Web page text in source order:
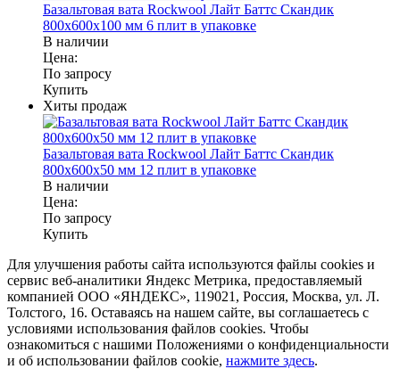
Базальтовая вата Rockwool Лайт Баттс Скандик
800x600x100 мм 6 плит в упаковке
В наличии
Цена:
По запросу
Купить
Хиты продаж
Базальтовая вата Rockwool Лайт Баттс Скандик
800x600x50 мм 12 плит в упаковке
В наличии
Цена:
По запросу
Купить
Для улучшения работы сайта используются файлы cookies и
сервис веб-аналитики Яндекс Метрика, предоставляемый
компанией ООО «ЯНДЕКС», 119021, Россия, Москва, ул. Л.
Толстого, 16. Оставаясь на нашем сайте, вы соглашаетесь с
условиями использования файлов cookies. Чтобы
ознакомиться с нашими Положениями о конфиденциальности
и об использовании файлов cookie, нажмите здесь.